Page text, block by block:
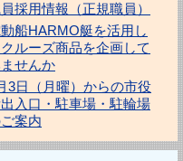
採用情報（正規職員）
船HARMO艇を活用し
ルーズ商品を企画して
せんか
3日（月曜）からの市役
出入口・駐車場・駐輪場
案内